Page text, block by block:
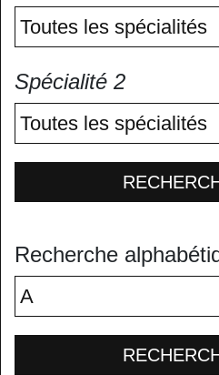
Spécialité 2
Recherche